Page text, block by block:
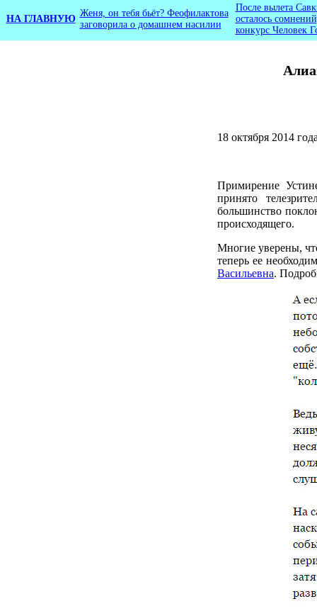
НА ГЛАВНУЮ
Женя, он тебя бьёт? Феофилактова
заговорила о домашнем насилии
После вылета
осталось
конкурс Человек
18 октября 2014
Примирение
принято
большинство
происходящего.
Многие уверены,
теперь ее
Васильевна.